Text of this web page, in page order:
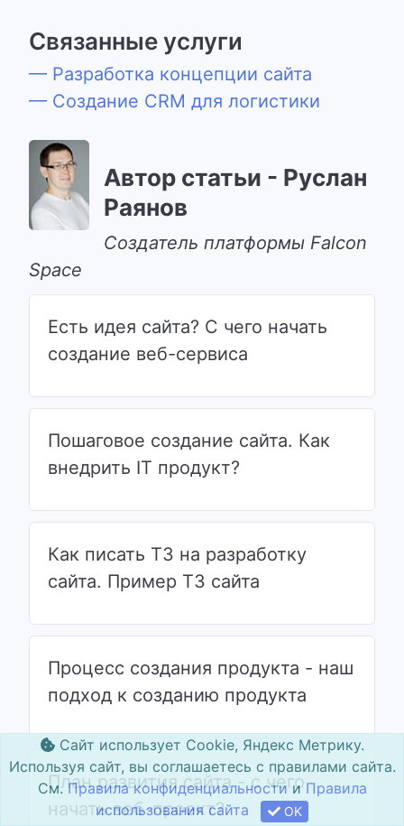
Связанные услуги
— Разработка концепции сайта
— Создание CRM для логистики
Автор статьи - Руслан
Раянов
Cоздатель платформы Falcon
Space
Есть идея сайта? С чего начать
создание веб-сервиса
Пошаговое создание сайта. Как
внедрить IT продукт?
Как писать ТЗ на разработку
сайта. Пример ТЗ сайта
Процесс создания продукта - наш
подход к созданию продукта
План развития сайта - с чего
начать веб-проект?
Сайт использует Cookie, Яндекс Метрику.
Используя сайт, вы соглашаетесь с правилами сайта.
См. Правила конфиденциальностииПравила
использования сайта
OK